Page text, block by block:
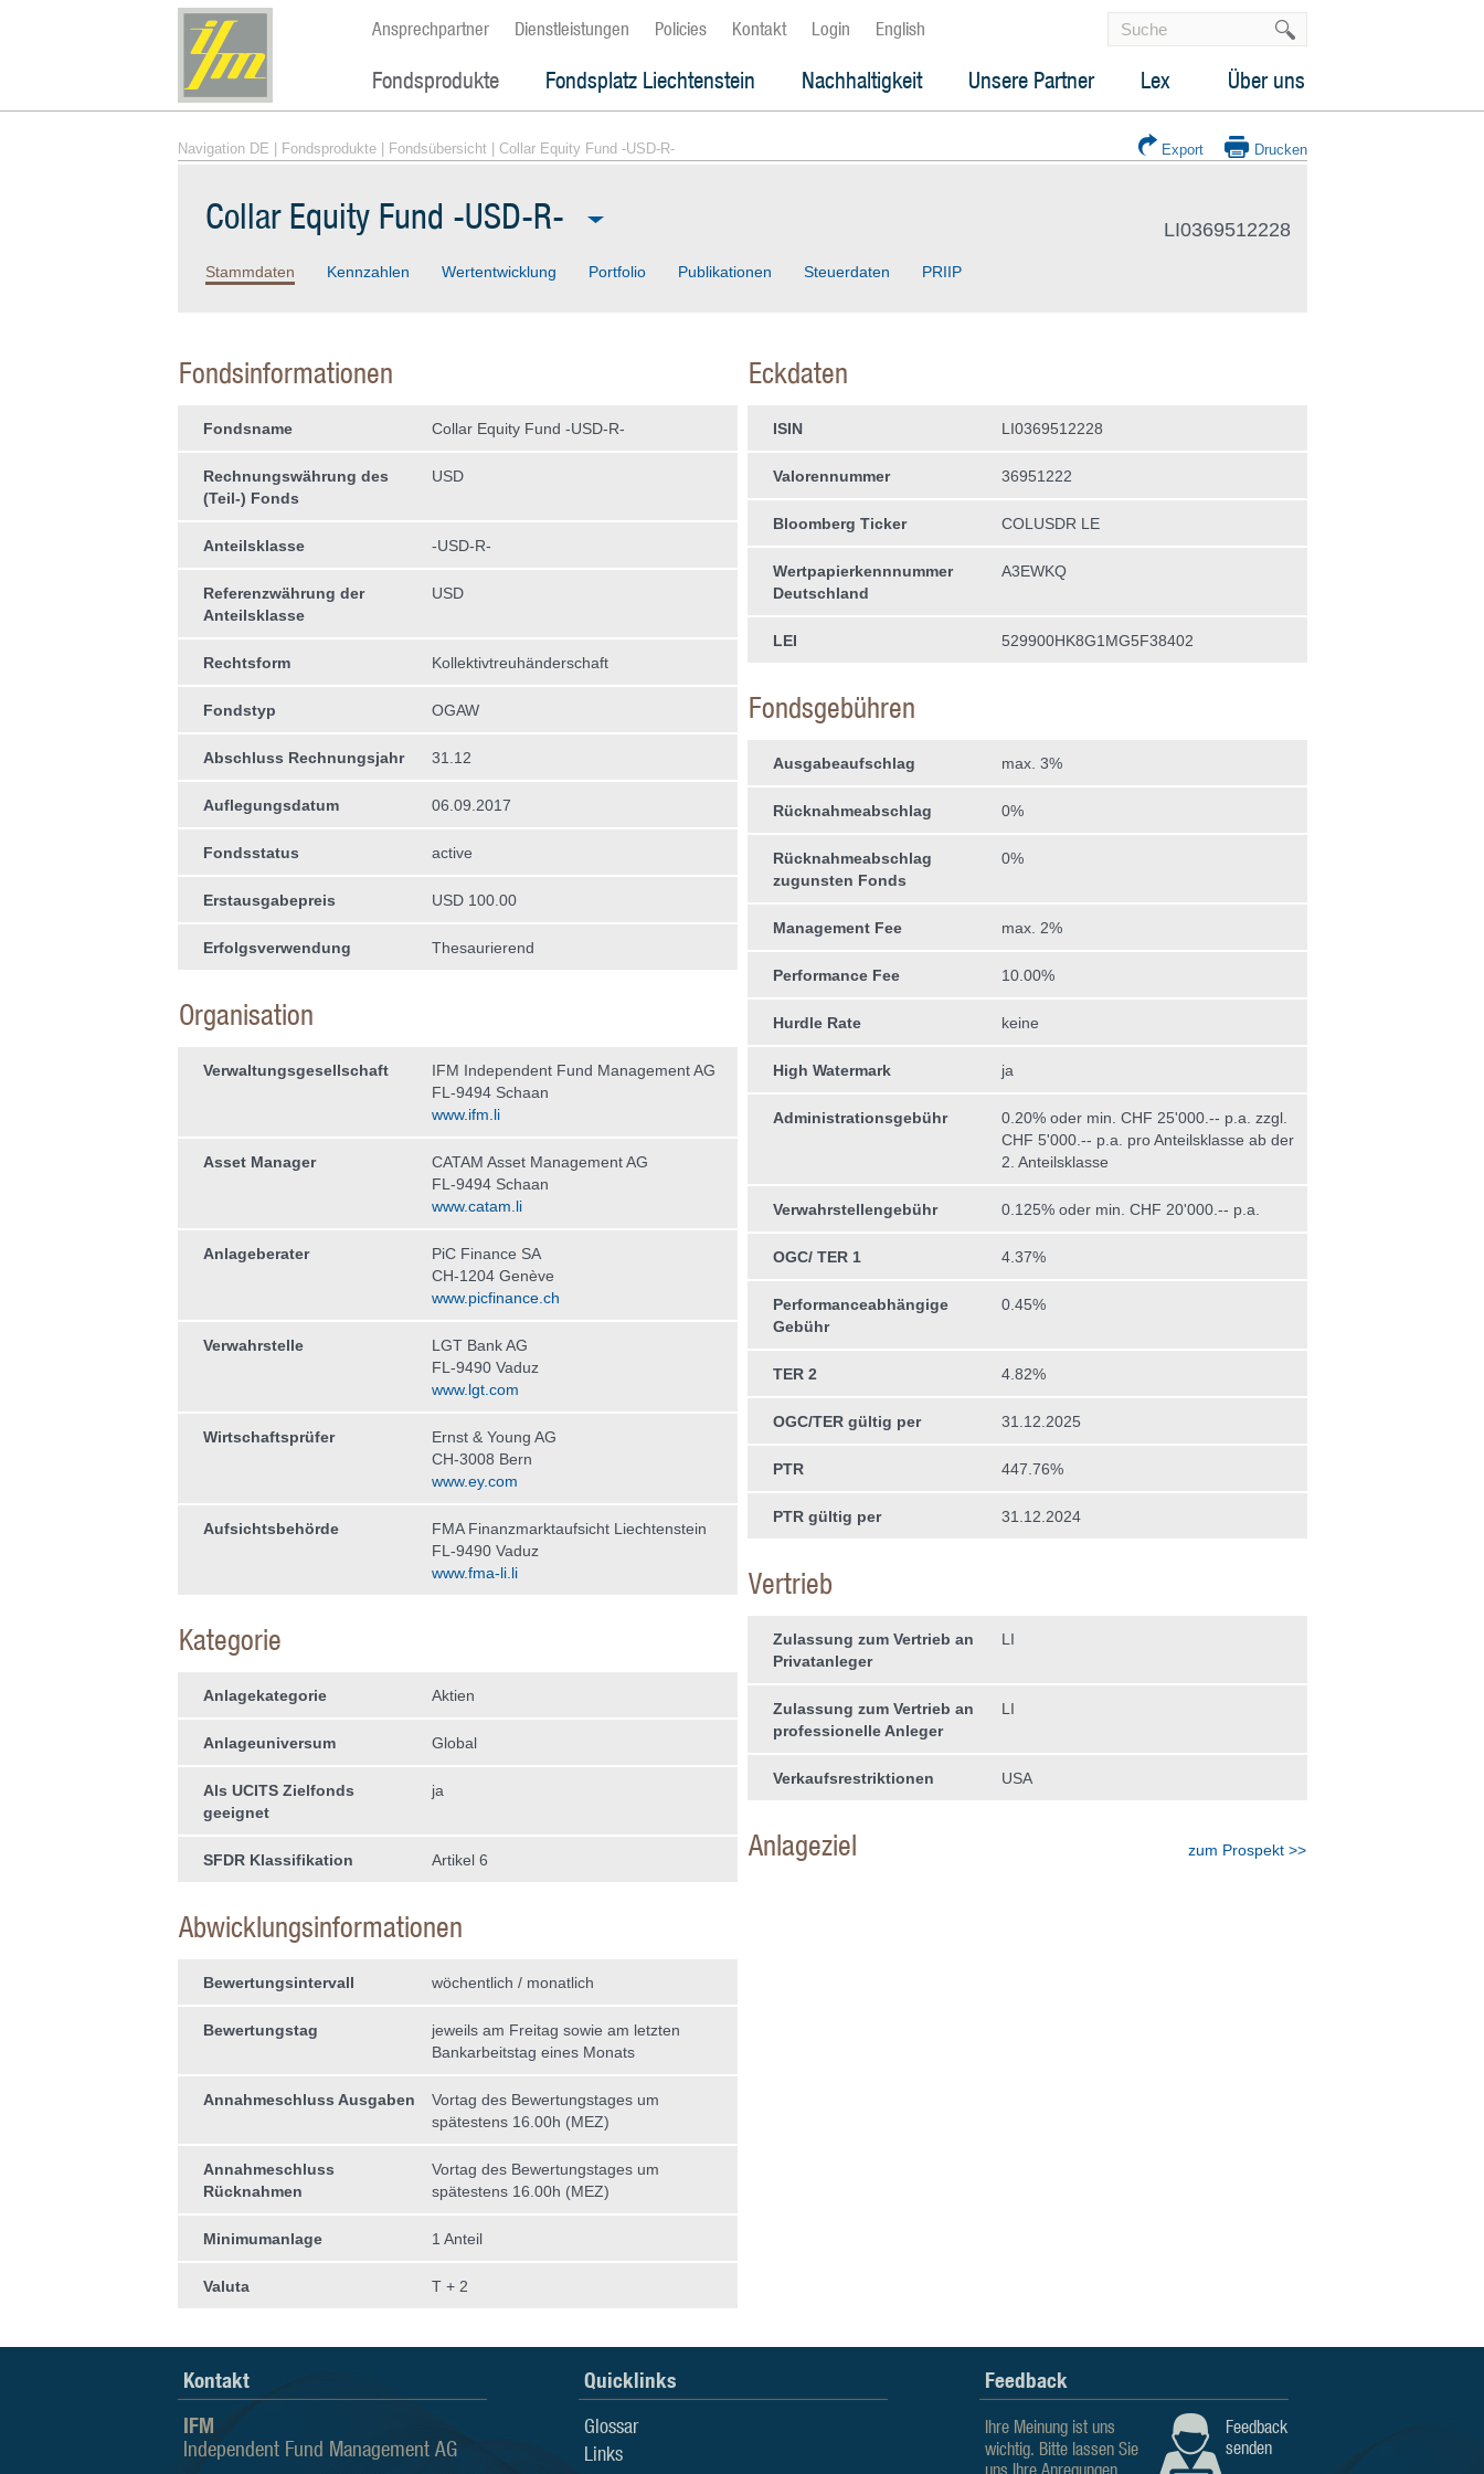
Ansprechpartner Dienstleistungen Policies Kontakt Login English
Fondsprodukte Fondsplatz Liechtenstein Nachhaltigkeit Unsere Partner Lex Über uns
Navigation DE Fondsprodukte| Fondsübersicht| Collar Equity Fund -USD-R- Export Drucken
Collar Equity Fund -USD-R- LI0369512228
Stammdaten Kennzahlen Wertentwicklung Portfolio Publikationen Steuerdaten PRIIP
Fondsinformationen
Fondsname Collar Equity Fund -USD-R-
Rechnungswährung des
(Teil-) Fonds
USD
Anteilsklasse -USD-R-
Referenzwährung der
Anteilsklasse
USD
Rechtsform Kollektivtreuhän­derschaft
Fondstyp OGAW
Abschluss Rechnungsjahr 31.12
Auflegungsdatum 06.09.2017
Fondsstatus active
Erstausgabepreis USD 100.00
Erfolgsverwendung Thesaurierend
Organisation
Verwaltungs­gesellschaft
IFM Independent Fund Management AG
FL-9494 Schaan
www.ifm.li
Asset Manager
CATAM Asset Management AG
FL-9494 Schaan
www.catam.li
Anlageberater
PiC Finance SA
CH-1204 Genève
www.picfinance.ch
Verwahrstelle
LGT Bank AG
FL-9490 Vaduz
www.lgt.com
Wirtschaftsprüfer
Ernst & Young AG
CH-3008 Bern
www.ey.com
Aufsichtsbehörde
FMA Finanzmarktaufsicht Liechtenstein
FL-9490 Vaduz
www.fma-li.li
Kategorie
Anlagekategorie Aktien
Anlageuniversum Global
Als UCITS Zielfonds
geeignet
ja
SFDR Klassifikation Artikel 6
Abwicklungsinformationen
Bewertungsintervall wöchentlich / monatlich
Bewertungstag
jeweils am Freitag sowie am letzten
Bankarbeitstag eines Monats
Annahmeschluss Ausgaben
Vortag des Bewertungstages um
spätestens 16.00h (MEZ)
Annahmeschluss
Rücknahmen
Vortag des Bewertungstages um
spätestens 16.00h (MEZ)
Minimumanlage 1 Anteil
Valuta T + 2
Eckdaten
ISIN LI0369512228
Valorennummer 36951222
Bloomberg Ticker COLUSDR LE
Wertpapierkennnummer
Deutschland
A3EWKQ
LEI 529900HK8G1MG5F38402
Fondsgebühren
Ausgabeaufschlag max. 3%
Rücknahmeabschlag 0%
Rücknahmeabschlag
zugunsten Fonds
0%
Management Fee max. 2%
Performance Fee 10.00%
Hurdle Rate keine
High Watermark ja
Administrationsgebühr
0.20% oder min. CHF 25'000.-- p.a. zzgl.
CHF 5'000.-- p.a. pro Anteilsklasse ab der
2. Anteilsklasse
Verwahrstellengebühr 0.125% oder min. CHF 20'000.-- p.a.
OGC/ TER 1 4.37%
Performanceabhängige
Gebühr
0.45%
TER 2 4.82%
OGC/TER gültig per 31.12.2025
PTR 447.76%
PTR gültig per 31.12.2024
Vertrieb
Zulassung zum Vertrieb an
Privatanleger
LI
Zulassung zum Vertrieb an
professionelle Anleger
LI
Verkaufsrestriktionen USA
Anlageziel zum Prospekt >>
Kontakt
IFM
Independent Fund Management AG
Quicklinks
Glossar
Links
Feedback
Feedback
senden
Ihre Meinung ist uns
wichtig. Bitte lassen Sie
uns Ihre Anregungen